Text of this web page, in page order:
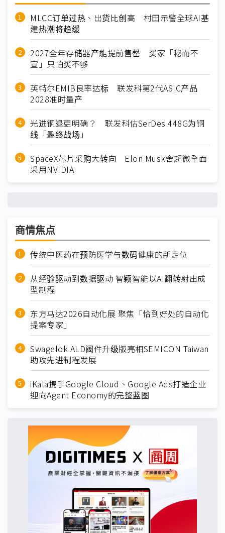
MLCC订单过热、出货比创高 村田示警全球AI基
建热潮将趋缓
2027全年存储器产能提前售罄 买家「秘而不
宣」只怕买不够
英特尔EMIB良率达标 联发科第2代ASIC产品
2028准时量产
光进铜退更明确？ 联发科估SerDes 448G为铜
线「最终战场」
SpaceX芯片采购大转向 Elon Musk舍超微全面
采用NVIDIA
商情焦点
传统中医药在预防医学与数码健康的新定位
从经验驱动到数据驱动 智颖智能以AI翻转射出成
型制程
东方马达2026自动化展 聚焦「恰到好处的自动化
提案专家」
Swagelok ALD阀件升级版亮相SEMICON Taiwan
助攻先进制程发展
iKala携手Google Cloud、Google Ads打造企业
迎向Agent Economy的完整蓝图